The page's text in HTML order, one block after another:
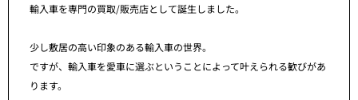
輸入車を専門の買取/販売店として誕生しました。
少し敷居の高い印象のある輸入車の世界。
ですが、輸入車を愛車に選ぶということによって叶えられる歓びがあ
ります。